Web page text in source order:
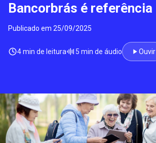
Bancorbrás é referência
Publicado em 25/09/2025
4 min de leitura 5 min de áudio Ouvir